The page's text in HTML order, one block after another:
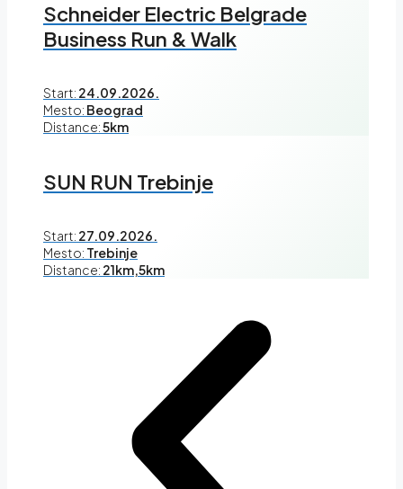
Schneider Electric Belgrade
Business Run & Walk
Start: 24.09.2026.
Mesto: Beograd
Distance:5km
SUN RUN Trebinje
Start: 27.09.2026.
Mesto: Trebinje
Distance: 21km,5km